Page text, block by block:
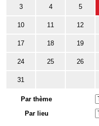
3 4 5
10 11 12
17 18 19
24 25 26
31
Par thème
Par lieu